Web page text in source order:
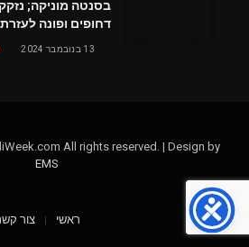
בסנטה מוניקה;
דחופים ופונה
13 בנובמבר 2024
All rights reserved. | Design by
EMS
ראשי צור